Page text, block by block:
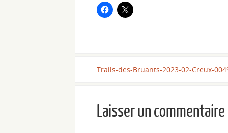
Trails-des-Bruants-2023-02-Creux-
Laisser un commentaire